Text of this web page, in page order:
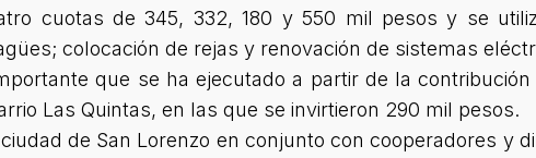
cuotas de 345, 332, 180 y 550 mil pesos y se
colocación de rejas y renovación de sistemas
que se ha ejecutado a partir de la
Las Quintas, en las que se invirtieron 290 mil pesos.
de San Lorenzo en conjunto con cooperadores y